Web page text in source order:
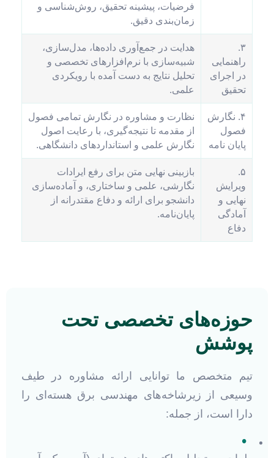
فرضیات، پیشینه تحقیق، روش‌شناسی و
زمان‌بندی دقیق.
۳.
راهنمایی
در اجرای
تحقیق
هدایت در جمع‌آوری داده‌ها، مدل‌سازی،
شبیه‌سازی با نرم‌افزارهای تخصصی و
تحلیل نتایج به دست آمده با رویکردی
علمی.
۴. نگارش
فصول
پایان نامه
نظارت و مشاوره در نگارش تمامی فصول
از مقدمه تا نتیجه‌گیری، با رعایت اصول
نگارش علمی و استانداردهای دانشگاهی.
۵.
ویرایش
نهایی و
آمادگی
دفاع
بازبینی نهایی متن برای رفع ایرادات
نگارشی، علمی و ساختاری، و آماده‌سازی
دانشجو برای ارائه و دفاع مقتدرانه از
پایان‌نامه.
حوزه‌های تخصصی تحت
پوشش
تیم متخصص ما توانایی ارائه مشاوره در طیف
وسیعی از زیرشاخه‌های مهندسی برق هسته‌ای را
دارا است، از جمله:
•